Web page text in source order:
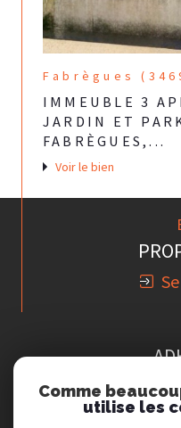
Fabrègues
IMMEUBLE 3
JARDIN ET
FABRÈGUES,...
Voir le bien
Comme
utilise les